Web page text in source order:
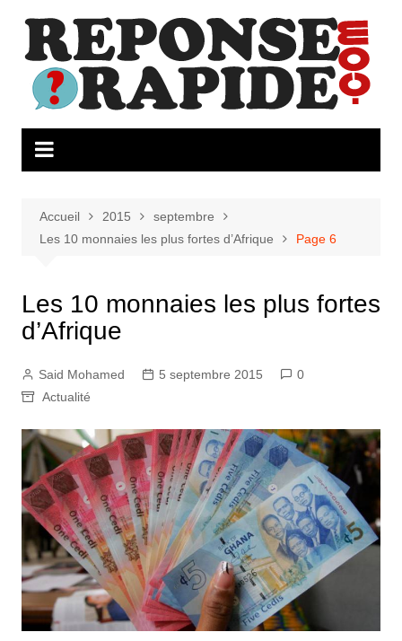
contenu
Accueil 2015
septembre
Les 10 monnaies les plus fortes d’Afrique
Page 6
Les 10 monnaies les plus fortes
d’Afrique
Said Mohamed 5 septembre 2015
0
Actualité